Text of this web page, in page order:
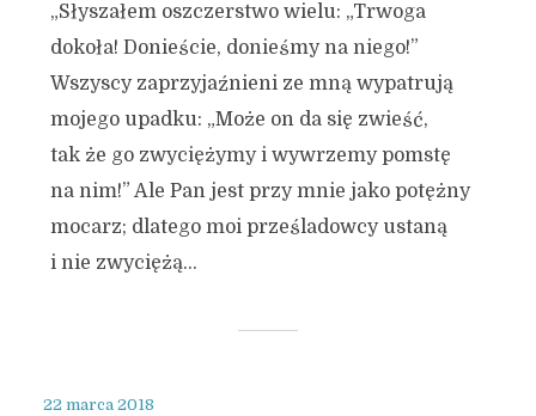
ARCHIWUM
MARZEC 2018
„Słyszałem oszczerstwo wielu: „Trwoga
dokoła! Donieście, donieśmy na niego!”
Wszyscy zaprzyjaźnieni ze mną wypatrują
mojego upadku: „Może on da się zwieść,
tak że go zwyciężymy i wywrzemy pomstę
na nim!” Ale Pan jest przy mnie jako potężny
mocarz; dlatego moi prześladowcy ustaną
i nie zwyciężą...
22 marca 2018